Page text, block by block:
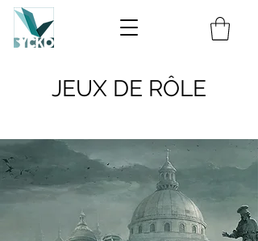
JEUX DE RÔLE